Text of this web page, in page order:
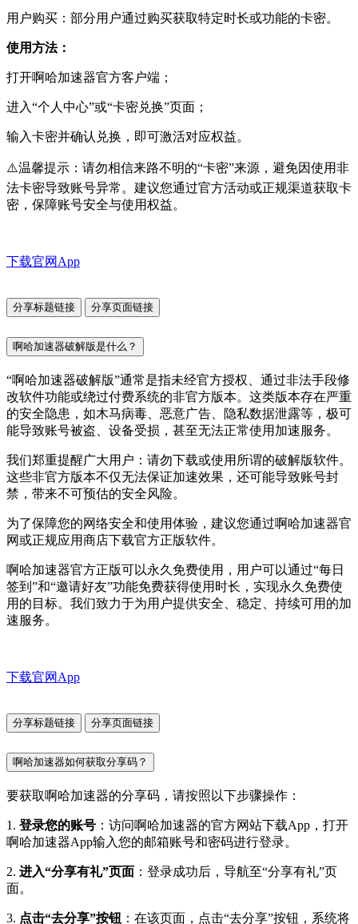
用户购买：部分用户通过购买获取特定时长或功能的卡密。
使用方法：
打开啊哈加速器官方客户端；
进入“个人中心”或“卡密兑换”页面；
输入卡密并确认兑换，即可激活对应权益。
⚠️温馨提示：请勿相信来路不明的“卡密”来源，避免因使用非
法卡密导致账号异常。建议您通过官方活动或正规渠道获取卡
密，保障账号安全与使用权益。
下载官网App
分享标题链接 分享页面链接
啊哈加速器破解版是什么？
“啊哈加速器破解版”通常是指未经官方授权、通过非法手段修
改软件功能或绕过付费系统的非官方版本。这类版本存在严重
的安全隐患，如木马病毒、恶意广告、隐私数据泄露等，极可
能导致账号被盗、设备受损，甚至无法正常使用加速服务。
我们郑重提醒广大用户：请勿下载或使用所谓的破解版软件。
这些非官方版本不仅无法保证加速效果，还可能导致账号封
禁，带来不可预估的安全风险。
为了保障您的网络安全和使用体验，建议您通过啊哈加速器官
网或正规应用商店下载官方正版软件。
啊哈加速器官方正版可以永久免费使用，用户可以通过“每日
签到”和“邀请好友”功能免费获得使用时长，实现永久免费使
用的目标。我们致力于为用户提供安全、稳定、持续可用的加
速服务。
下载官网App
分享标题链接 分享页面链接
啊哈加速器如何获取分享码？
要获取啊哈加速器的分享码，请按照以下步骤操作：
1. 登录您的账号 ：访问啊哈加速器的官方网站下载App，打开
啊哈加速器App输入您的邮箱账号和密码进行登录。
2. 进入“分享有礼”页面 ：登录成功后，导航至“分享有礼”页
面。
3. 点击“去分享”按钮 ：在该页面，点击“去分享”按钮，系统将